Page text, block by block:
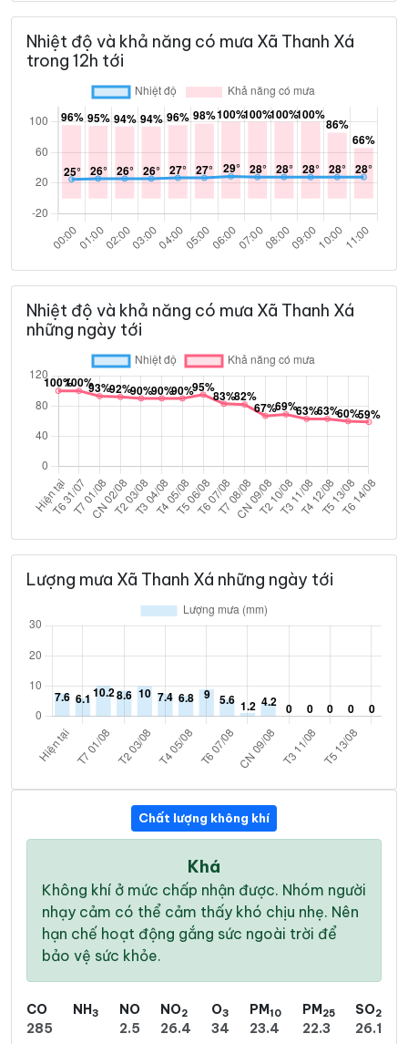
Nhiệt độ và khả năng có mưa Xã Thanh Xá
trong 12h tới
Nhiệt độ và khả năng có mưa Xã Thanh Xá
những ngày tới
Lượng mưa Xã Thanh Xá những ngày tới
Chất lượng không khí
Khá
Không khí ở mức chấp nhận được. Nhóm người
nhạy cảm có thể cảm thấy khó chịu nhẹ. Nên
hạn chế hoạt động gắng sức ngoài trời để
bảo vệ sức khỏe.
CO
285
NH3
NO
2.5
NO2
26.4
O3
34
PM10
23.4
PM25
22.3
SO2
26.1